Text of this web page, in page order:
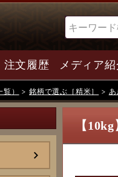
注文履歴 メディア紹
） 銘柄で選ぶ［精米］ あ
【